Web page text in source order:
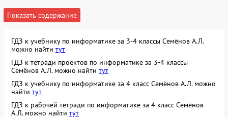
Показать содержание
ГДЗ к учебнику по информатике за 3-4 классы Семёнов А.Л.
можно найти тут
ГДЗ к тетради проектов по информатике за 3-4 классы
Семёнов А.Л. можно найти тут
ГДЗ к учебнику по информатике за 4 класс Семёнов А.Л. можно
найти тут
ГДЗ к рабочей тетради по информатике за 4 класс Семёнов
А.Л. можно найти тут